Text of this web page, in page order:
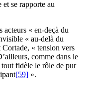
et se rapporte au
« en-deçà du
« au-delà du
« tension vers
comme dans le
fidèle le rôle de pur
[59] ».